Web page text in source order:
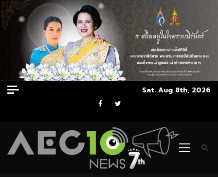
Skip
to
Sat. Aug 8th, 2026
Facebook
Twitter
Primary